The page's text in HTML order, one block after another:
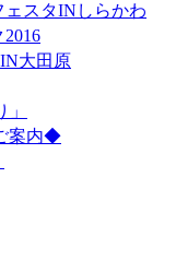
スタINしらかわ
大田原
案内◆